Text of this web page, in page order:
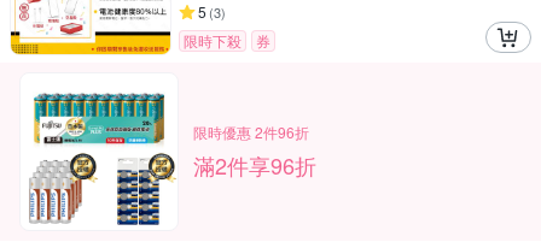
5 (3)
限時下殺 券
限時優惠 2件96折
滿2件享96折